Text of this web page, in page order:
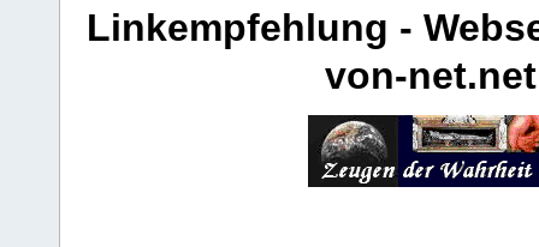
Linkempfehlung -
von-net.net